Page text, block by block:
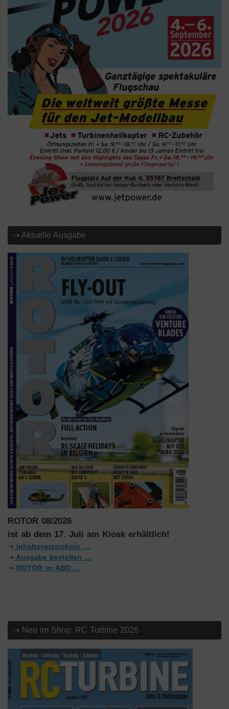
⇢ Aktuelle Ausgabe
ROTOR 08/2026
ist ab dem 17. Juli am Kiosk erhältlich!
⇢ Inhaltsverzeichnis …
⇢ Ausgabe bestellen …
⇢ ROTOR im ABO …
⇢ Neu im Shop: RC Turbine 2026